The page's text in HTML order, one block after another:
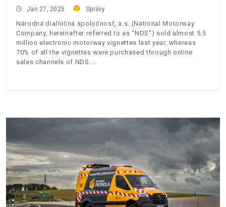
Jan 27, 2025 Správy
Národná diaľničná spoločnosť, a.s. (National Motorway
Company, hereinafter referred to as “NDS”) sold almost 5.5
million electronic motorway vignettes last year, whereas
70% of all the vignettes were purchased through online
sales channels of NDS.